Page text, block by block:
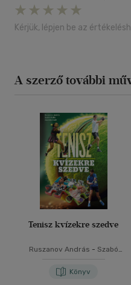
Kérjük, lépjen be az
A szerző további
Tenisz kvízekre szedve
Ruszanov András - Szabó
Könyv